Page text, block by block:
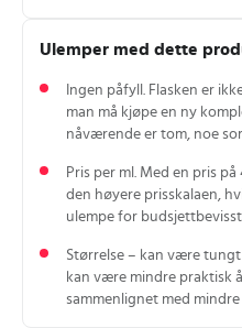
Ulemper med dette
Ingen påfyll. Flasken er
man må kjøpe en ny
nåværende er tom, noe
Pris per ml. Med en pris
den høyere prisskalaen,
ulempe for
Størrelse – kan være tungt
kan være mindre praktisk
sammenlignet med